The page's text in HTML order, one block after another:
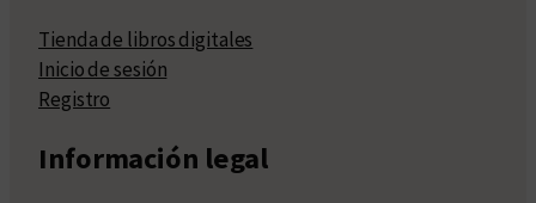
Tienda de libros digitales
Inicio de sesión
Registro
Información legal